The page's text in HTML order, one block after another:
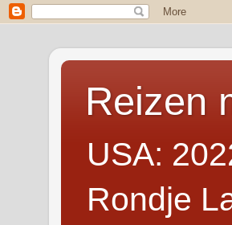
Reizen
USA:
Rondje